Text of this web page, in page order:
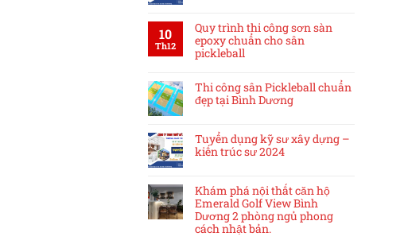
10
Th12
Quy trình thi công sơn sàn
epoxy chuẩn cho sân
pickleball
Thi công sân Pickleball chuẩn
đẹp tại Bình Dương
Tuyển dụng kỹ sư xây dựng –
kiến trúc sư 2024
Khám phá nội thất căn hộ
Emerald Golf View Bình
Dương 2 phòng ngủ phong
cách nhật bản.